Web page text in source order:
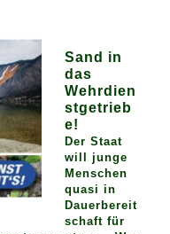
Sand in
das
Wehrdien
stgetrieb
e!
Der Staat
will junge
Menschen
quasi in
Dauerbereit
schaft für